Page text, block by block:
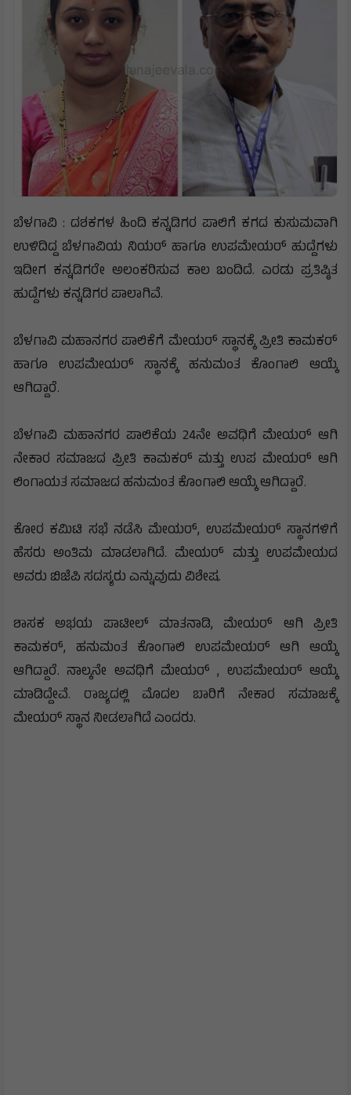
ಬೆಳಗಾವಿ : ದಶಕಗಳ ಹಿಂದಿ ಕನ್ನಡಿಗರ ಪಾಲಿಗೆ ಕಗದ ಕುಸುಮವಾಗಿ
ಉಳಿದಿದ್ದ ಬೆಳಗಾವಿಯ ನಿಯರ್ ಹಾಗೂ ಉಪಮೇಯರ್ ಹುದ್ದೆಗಳು
ಇದೀಗ ಕನ್ನಡಿಗರೇ ಅಲಂಕರಿಸುವ ಕಾಲ ಬಂದಿದೆ. ಎರಡು ಪ್ರತಿಷ್ಠಿತ
ಹುದ್ದೆಗಳು ಕನ್ನಡಿಗರ ಪಾಲಾಗಿವೆ.
ಬೆಳಗಾವಿ ಮಹಾನಗರ ಪಾಲಿಕೆಗೆ ಮೇಯರ್ ಸ್ಥಾನಕ್ಕೆ ಪ್ರೀತಿ ಕಾಮಕರ್
ಹಾಗೂ ಉಪಮೇಯರ್ ಸ್ಥಾನಕ್ಕೆ ಹನುಮಂತ ಕೊಂಗಾಲಿ ಆಯ್ಕೆ
ಆಗಿದ್ದಾರೆ.
ಬೆಳಗಾವಿ ಮಹಾನಗರ ಪಾಲಿಕೆಯ 24ನೇ ಅವಧಿಗೆ ಮೇಯರ್ ಆಗಿ
ನೇಕಾರ ಸಮಾಜದ ಪ್ರೀತಿ ಕಾಮಕರ್ ಮತ್ತು ಉಪ ಮೇಯರ್ ಆಗಿ
ಲಿಂಗಾಯತ ಸಮಾಜದ ಹನುಮಂತ ಕೊಂಗಾಲಿ ಆಯ್ಕೆ ಆಗಿದ್ದಾರೆ.
ಕೋರ ಕಮಿಟಿ ಸಭೆ ನಡೆಸಿ ಮೇಯರ್, ಉಪಮೇಯರ್ ಸ್ಥಾನಗಳಿಗೆ
ಹೆಸರು ಅಂತಿಮ ಮಾಡಲಾಗಿದೆ. ಮೇಯರ್ ಮತ್ತು ಉಪಮೇಯದ
ಅವರು ಬಿಜೆಪಿ ಸದಸ್ಯರು ಎನ್ನುವುದು ವಿಶೇಷ.
ಶಾಸಕ ಅಭಯ ಪಾಟೀಲ್ ಮಾತನಾಡಿ, ಮೇಯರ್ ಆಗಿ ಪ್ರೀತಿ
ಕಾಮಕರ್, ಹನುಮಂತ ಕೊಂಗಾಲಿ ಉಪಮೇಯರ್ ಆಗಿ ಆಯ್ಕೆ
ಆಗಿದ್ದಾರೆ. ನಾಲ್ಕನೇ ಅವಧಿಗೆ ಮೇಯರ್ , ಉಪಮೇಯರ್ ಆಯ್ಕೆ
ಮಾಡಿದ್ದೇವೆ. ರಾಜ್ಯದಲ್ಲಿ ಮೊದಲ ಬಾರಿಗೆ ನೇಕಾರ ಸಮಾಜಕ್ಕೆ
ಮೇಯರ್ ಸ್ಥಾನ ನೀಡಲಾಗಿದೆ ಎಂದರು.